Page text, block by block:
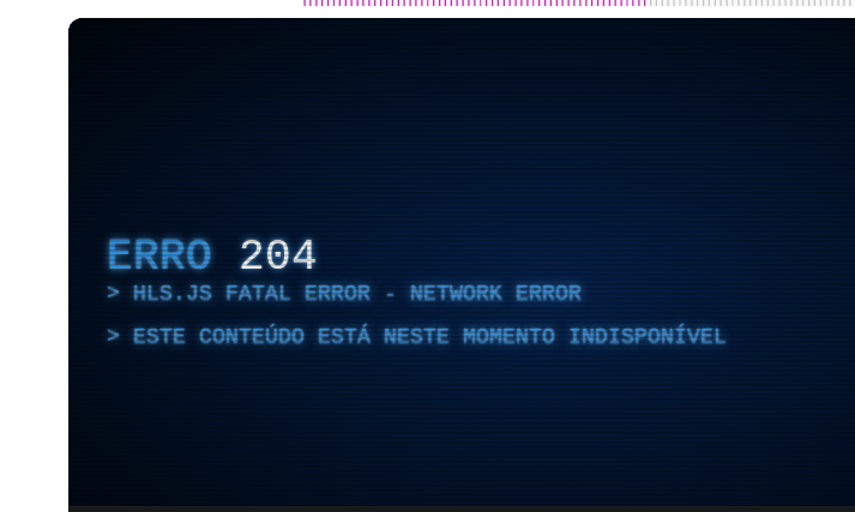
ERRO 204
HLS.JS FATAL ERROR - NETWORK ERROR
ESTE CONTEÚDO ESTÁ NESTE MOMENTO INDISPONÍVEL